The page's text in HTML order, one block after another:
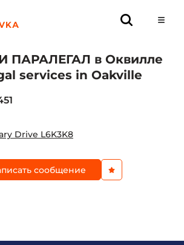
ПАРАЛЕГАЛ в Оквилле
services in Oakville
Drive L6K3K8
сообщение